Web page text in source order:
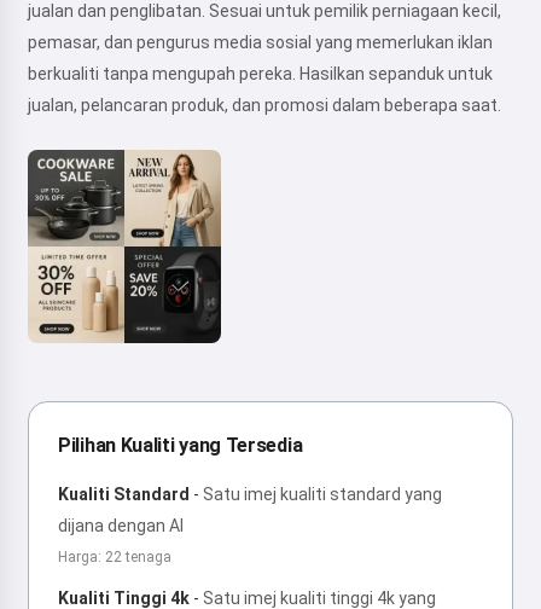
jualan dan penglibatan. Sesuai untuk pemilik perniagaan kecil,
pemasar, dan pengurus media sosial yang memerlukan iklan
berkualiti tanpa mengupah pereka. Hasilkan sepanduk untuk
jualan, pelancaran produk, dan promosi dalam beberapa saat.
Pilihan Kualiti yang Tersedia
Kualiti Standard - Satu imej kualiti standard yang
dijana dengan AI
Harga: 22 tenaga
Kualiti Tinggi 4k - Satu imej kualiti tinggi 4k yang